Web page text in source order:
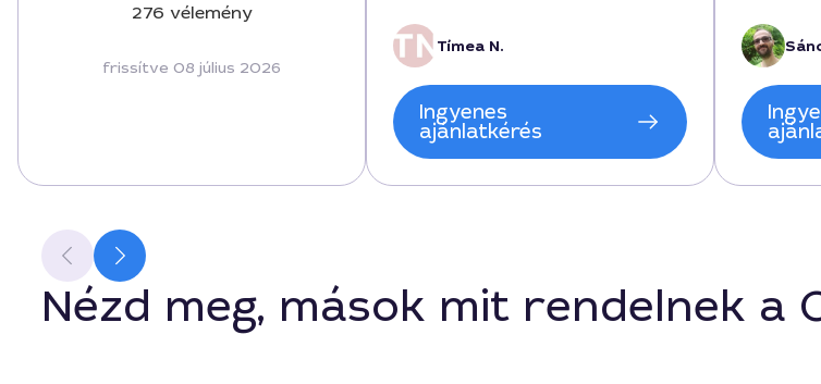
276 vélemény
frissítve 08 július 2026
a megbeszélteknek. A folyamatot
Tímea végzett, aki pontosan és
udvariasan kommunikált a helyi
környezethez igazítva az
elvárásainkat.
Tímea N.
Ingyenes
ajánlatkérés
végezte.
és a
ajánlom.
Nézd meg, mások mit rendelnek a